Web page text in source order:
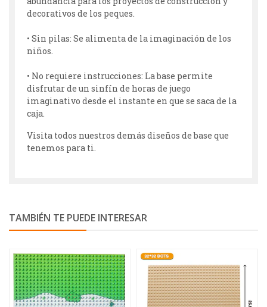
decorativos de los peques.
• Sin pilas: Se alimenta de la imaginación de los
niños.
• No requiere instrucciones: La base permite
disfrutar de un sinfín de horas de juego
imaginativo desde el instante en que se saca de la
caja.
Visita todos nuestros demás diseños de base que
tenemos para ti.
TAMBIÉN TE PUEDE INTERESAR